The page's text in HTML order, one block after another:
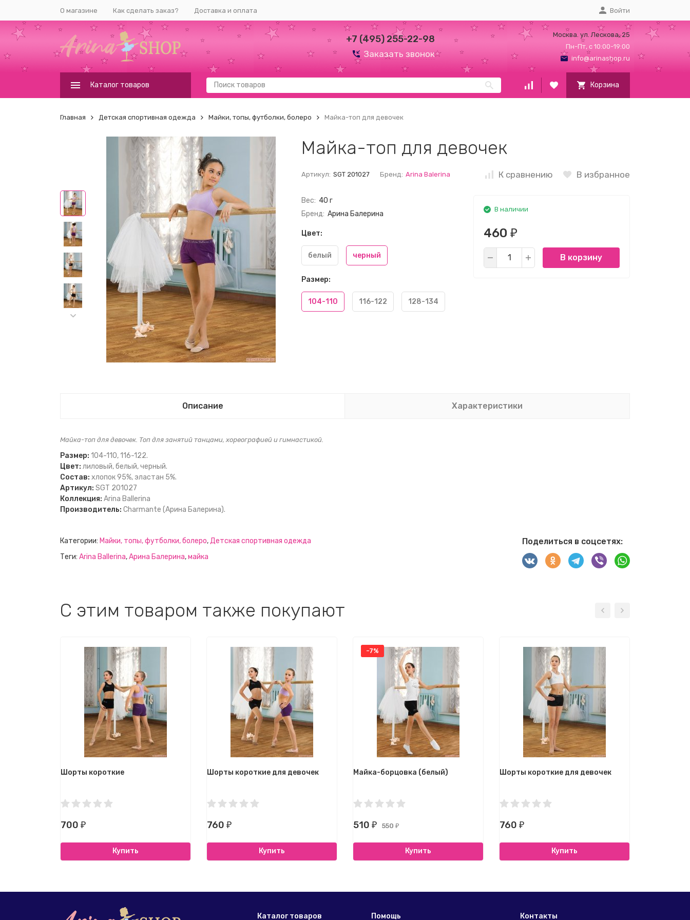
О магазине Как сделать заказ? Доставка и оплата Войти
+7 (495) 255-22-98
Заказать звонок
Москва. ул. Лескова, 25
Пн-Пт, с 10:00-19:00
info@arinashop.ru
Каталог товаров Корзина
Главная Детская спортивная одежда Майки, топы, футболки, болеро Майка-топ для девочек
Майка-топ для девочек
Артикул: SGT 201027 Бренд: Arina Balerina К сравнению В избранное
Вес: 40 г
Бренд: Арина Балерина
Цвет:
белый черный
Размер:
104-110 116-122 128-134
В наличии
460 ₽
В корзину
Описание Характеристики
Майка-топ для девочек. Топ для занятий танцами, хореографией и гимнастикой.
Размер: 104-110, 116-122.
Цвет: лиловый, белый, черный.
Состав: хлопок 95%, эластан 5%.
Артикул: SGT 201027
Коллекция: Arina Ballerina
Производитель: Charmante (Арина Балерина).
Категории: Майки, топы, футболки, болеро,Детская спортивная одежда
Теги: Arina Ballerina,Арина Балерина,майка
Поделиться в соцсетях:
C этим товаром также покупают
Шорты короткие
700 ₽
Купить
Шорты короткие для девочек
760 ₽
Купить
-7%
Майка-борцовка (белый)
510 ₽ 550 ₽
Купить
Шорты короткие для девочек
760 ₽
Купить
Каталог товаров Помощь Контакты